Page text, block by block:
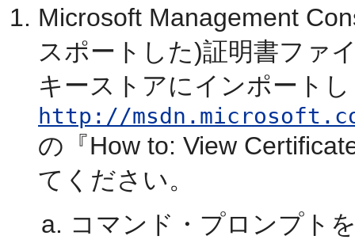
Microsoft Management
スポートした)証明書ファ
キーストアにインポート
http://
の『How to: View
てください。
コマンド・プロンプト